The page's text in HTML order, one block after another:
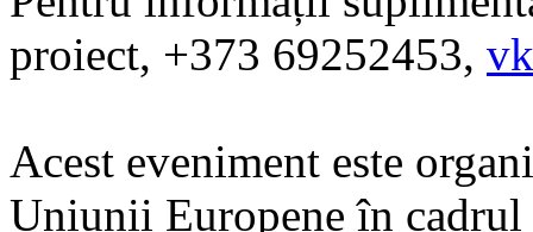
proiect, +373 69252453,
Acest eveniment este
Uniunii Europene în